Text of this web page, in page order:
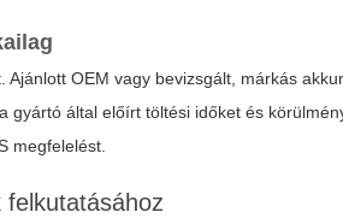
OEM vagy bevizsgált, márkás
gyártó által előírt töltési időket és
megfelelést.